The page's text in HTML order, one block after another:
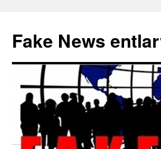
springen
Fake News